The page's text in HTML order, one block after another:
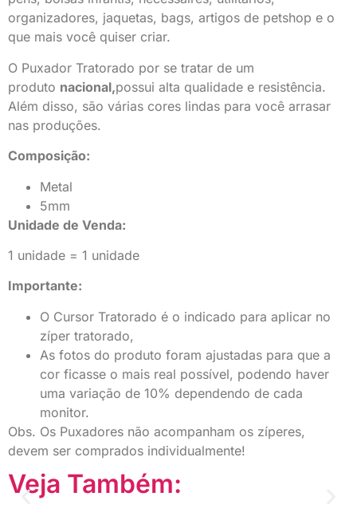
organizadores, jaquetas, bags, artigos de petshop e o
que mais você quiser criar.
O Puxador Tratorado por se tratar de um
produto nacional,possui alta qualidade e resistência.
Além disso, são várias cores lindas para você arrasar
nas produções.
Composição:
Metal
5mm
Unidade de Venda:
1 unidade = 1 unidade
Importante:
O Cursor Tratorado é o indicado para aplicar no
zíper tratorado,
As fotos do produto foram ajustadas para que a
cor ficasse o mais real possível, podendo haver
uma variação de 10% dependendo de cada
monitor.
Obs. Os Puxadores não acompanham os zíperes,
devem ser comprados individualmente!
Veja Também: